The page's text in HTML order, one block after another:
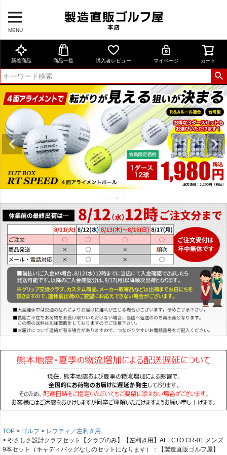
MENU
新着商品 商品一覧 購入者レビュー マイページ カート
TOP ゴルフ
レフティ／左利き用
やさしさ設計クラブセット【クラブのみ】【左利き用】AFECTO CR-01 メンズ
9本セット（キャディバッグなしのセットになります）：【製造直販ゴルフ屋】